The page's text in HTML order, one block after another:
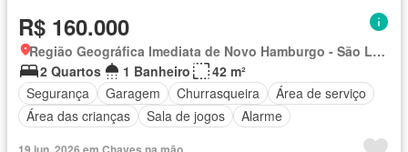
R$ 160.000
Região Geográfica Imediata de Novo Hamburgo - São Leopoldo, Região Metropolitana de Porto Alegre
2 Quartos
1 Banheiro
42 m²
Segurança
Garagem Churrasqueira
Área de serviço
Área das crianças
Sala de jogos Alarme